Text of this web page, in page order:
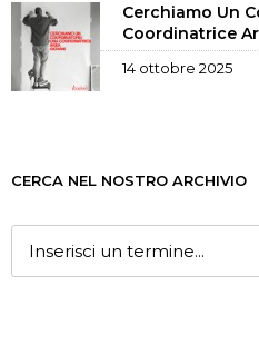
Cerchiamo Un
Coordinatrice
14 ottobre 2025
CERCA NEL NOSTRO ARCHIVIO